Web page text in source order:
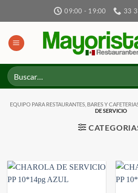
09:00 - 19:00 33
Buscar
por:
EQUIPO PARA RESTAURANTES, BARES Y
DE SERVICIO